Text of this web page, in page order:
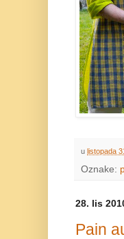
u listopada
Oznake:
28. lis
Pain